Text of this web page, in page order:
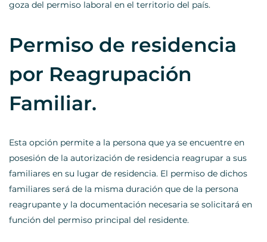
goza del permiso laboral en el territorio del país.
Permiso de residencia
por Reagrupación
Familiar.
Esta opción permite a la persona que ya se encuentre en
posesión de la autorización de residencia reagrupar a sus
familiares en su lugar de residencia. El permiso de dichos
familiares será de la misma duración que de la persona
reagrupante y la documentación necesaria se solicitará en
función del permiso principal del residente.